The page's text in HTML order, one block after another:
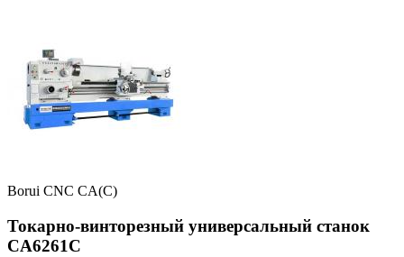
Borui CNC CA(C)
Токарно-винторезный универсальный станок
CA6261C